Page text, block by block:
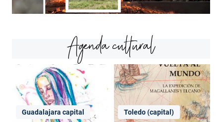
Agenda cultural
Guadalajara capital Toledo (capital)